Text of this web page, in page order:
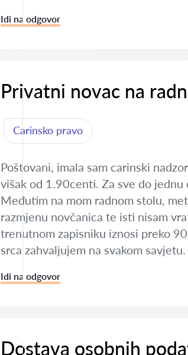
Idi na odgovor
Privatni novac na
Carinsko pravo
Poštovani, imala sam carinski
višak od 1.90centi. Za sve do
Međutim na mom radnom stolu,
razmjenu novčanica te isti nisam
trenutnom zapisniku iznosi preko
srca zahvaljujem na svakom savjetu.
Idi na odgovor
Dostava osobnih